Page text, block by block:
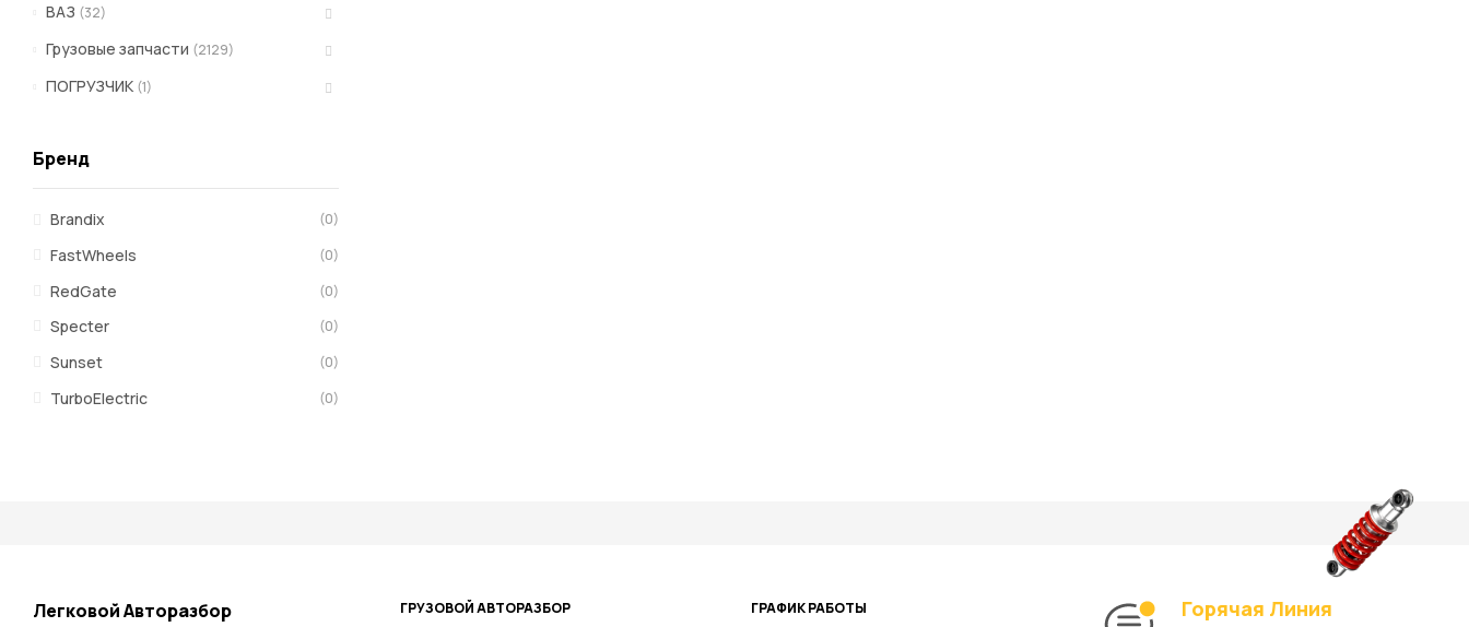
ВАЗ (32)
Грузовые запчасти (2129)
ПОГРУЗЧИК (1)
Бренд
Brandix (0)
FastWheels (0)
RedGate (0)
Specter (0)
Sunset (0)
TurboElectric (0)
Легковой Авторазбор ГРУЗОВОЙ АВТОРАЗБОР ГРАФИК РАБОТЫ Горячая Линия​